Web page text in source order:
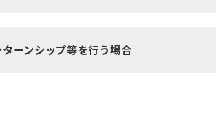
ーンシップ等を行う場合